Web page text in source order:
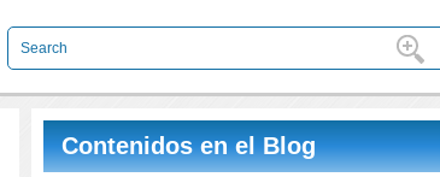
Contenidos en el Blog